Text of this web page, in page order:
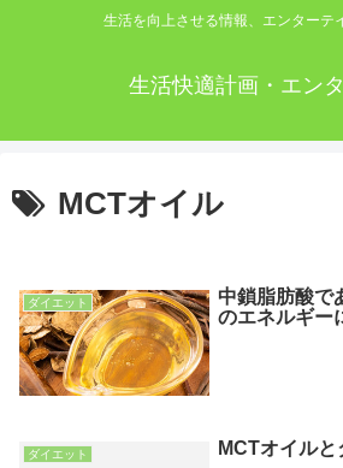
生活を向上させる情報、エンターテ
生活快適計画・エン
MCTオイル
ダイエット
中鎖脂肪酸で
のエネルギー
ダイエット MCTオイルと